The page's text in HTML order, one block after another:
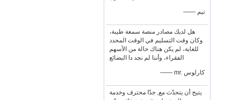
—— تيم
هل لديك مصادر منصة سمعة طيبة،
وكان وقت التسليم في الوقت المحدد
للغاية، لم يكن هناك حالة من الأسهم
الفقراء، وأننا لم نجد دا البضائع
—— mr. كارلوس
يتيح أن يتحدّث مع, جدّا محترف وخدمة